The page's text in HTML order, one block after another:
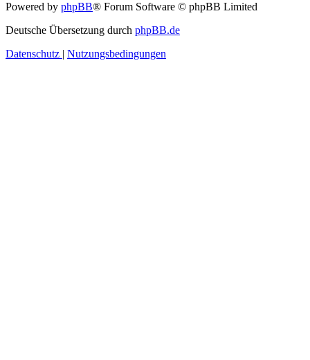
Powered by phpBB® Forum Software © phpBB Limited
Deutsche Übersetzung durch phpBB.de
Datenschutz | Nutzungsbedingungen